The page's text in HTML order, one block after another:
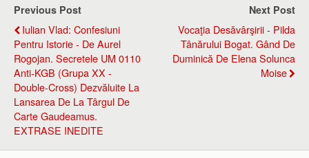
Previous Post
Iulian Vlad: Confesiuni
Pentru Istorie - De Aurel
Rogojan. Secretele UM 0110
Anti-KGB (Grupa XX -
Double-Cross) Dezvăluite La
Lansarea De La Târgul De
Carte Gaudeamus.
EXTRASE INEDITE
Next Post
Vocaţia Desăvârşirii - Pilda
Tânărului Bogat. Gând De
Duminică De Elena Solunca
Moise